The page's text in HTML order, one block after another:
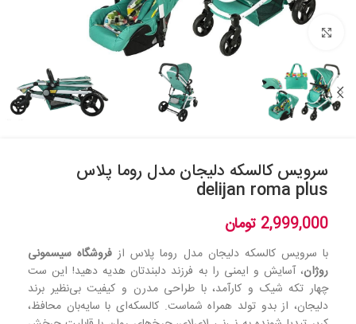
بزرگنمایی تصویر
سرویس کالسکه دلیجان مدل روما پلاس
delijan roma plus
2,999,000 تومان
با سرویس کالسکه دلیجان مدل روما پلاس از فروشگاه سیسمونی
روژان، آسایش و ایمنی را به فرزند دلبندتان هدیه دهید! این ست
چهار تکه شیک و کارآمد، با طراحی مدرن و کیفیت بی‌نظیر برند
دلیجان، از بدو تولد همراه شماست. کالسکه‌ای با سایه‌بان محافظ،